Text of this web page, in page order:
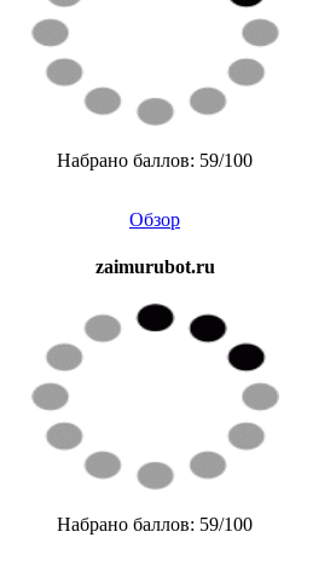
Набрано баллов: 59/100
Обзор
zaimurubot.ru
Набрано баллов: 59/100